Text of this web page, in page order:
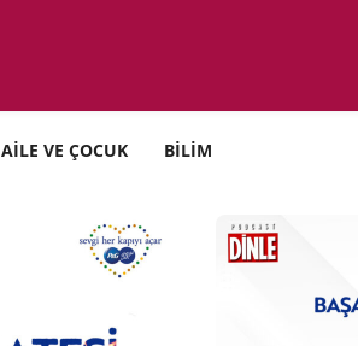
AİLE VE ÇOCUK BİLİM